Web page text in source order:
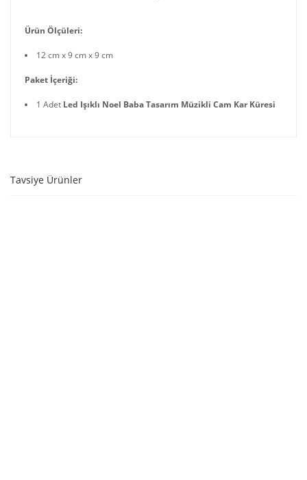
Ürün Ölçüleri:
12 cm x 9 cm x 9 cm
Paket İçeriği:
1 Adet Led Işıklı Noel Baba Tasarım Müzikli Cam Kar Küresi
Tavsiye Ürünler